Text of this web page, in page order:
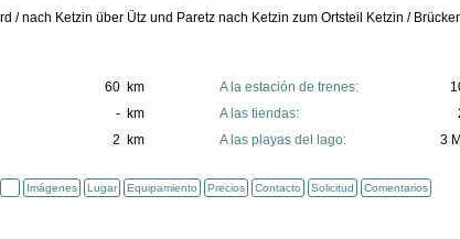
/ nach Ketzin über Ütz und Paretz nach Ketzin zum Ortsteil Ketzin /
60 km
A la estación de trenes:
- km
A las tiendas:
2 km
3
A las playas del lago:
Imágenes Lugar Equipamiento Precios Contacto Solicitud Comentarios